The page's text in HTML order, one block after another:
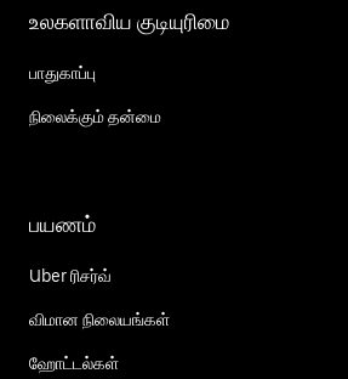
உலகளாவிய குடியுரிமை
பாதுகாப்பு
நிலைக்கும் தன்மை
பயணம்
Uber ரிசர்வ்
விமான நிலையங்கள்
ஹோட்டல்கள்